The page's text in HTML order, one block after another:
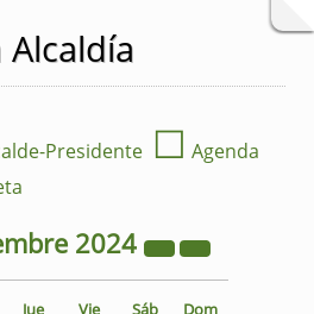
Presidente ☐ Agenda
2024
Jue Vie Sáb Dom